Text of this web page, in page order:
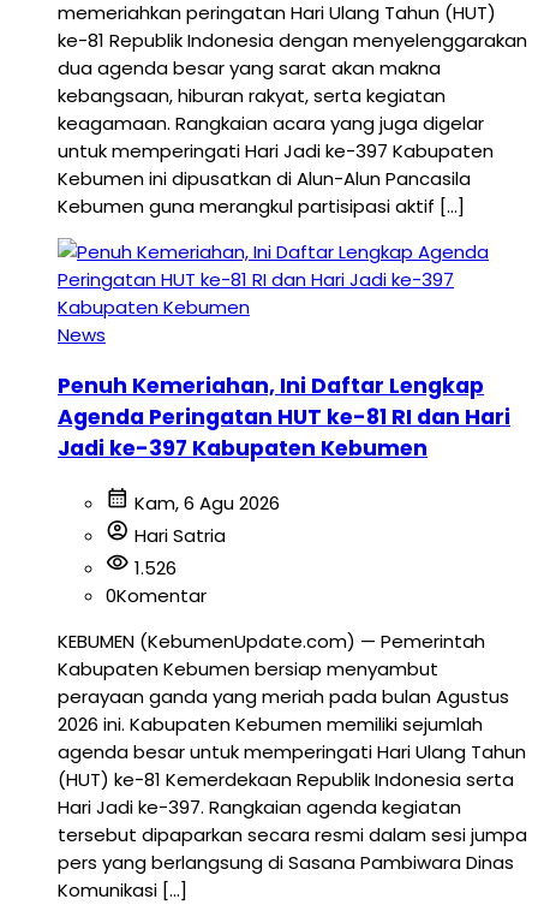
memeriahkan peringatan Hari Ulang Tahun (HUT)
ke-81 Republik Indonesia dengan menyelenggarakan
dua agenda besar yang sarat akan makna
kebangsaan, hiburan rakyat, serta kegiatan
keagamaan. Rangkaian acara yang juga digelar
untuk memperingati Hari Jadi ke-397 Kabupaten
Kebumen ini dipusatkan di Alun-Alun Pancasila
Kebumen guna merangkul partisipasi aktif […]
News
Penuh Kemeriahan, Ini Daftar Lengkap
Agenda Peringatan HUT ke-81 RI dan Hari
Jadi ke-397 Kabupaten Kebumen
calendar_month Kam, 6 Agu 2026
account_circle Hari Satria
visibility 1.526
0Komentar
KEBUMEN (KebumenUpdate.com) — Pemerintah
Kabupaten Kebumen bersiap menyambut
perayaan ganda yang meriah pada bulan Agustus
2026 ini. Kabupaten Kebumen memiliki sejumlah
agenda besar untuk memperingati Hari Ulang Tahun
(HUT) ke-81 Kemerdekaan Republik Indonesia serta
Hari Jadi ke-397. Rangkaian agenda kegiatan
tersebut dipaparkan secara resmi dalam sesi jumpa
pers yang berlangsung di Sasana Pambiwara Dinas
Komunikasi […]